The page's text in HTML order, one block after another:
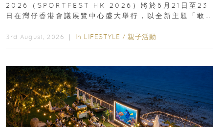
2026（SPORTFEST HK 2026）將於8月21日至23
日在灣仔香港會議展覽中心盛大舉行，以全新主題「敢
3rd August, 2026 ｜ In LIFESTYLE / 親子活動